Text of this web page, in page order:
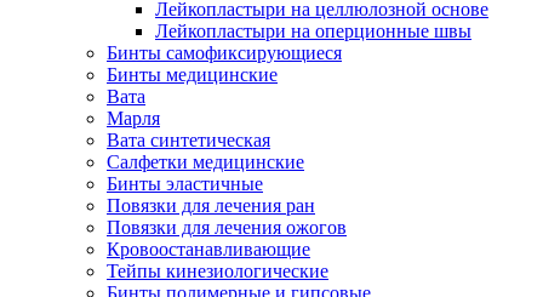
Лейкопластыри на целлюлозной основе
Лейкопластыри на оперционные швы
Бинты самофиксирующиеся
Бинты медицинские
Вата
Марля
Вата синтетическая
Салфетки медицинские
Бинты эластичные
Повязки для лечения ран
Повязки для лечения ожогов
Кровоостанавливающие
Тейпы кинезиологические
Бинты полимерные и гипсовые